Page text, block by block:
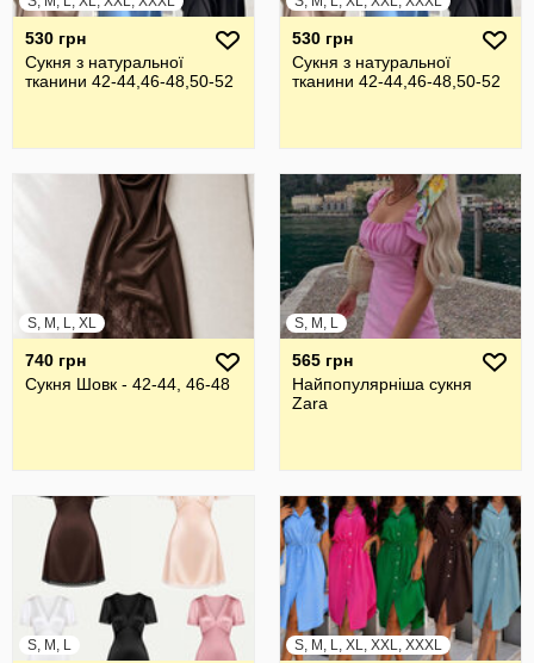
530 грн
Сукня з натуральної
тканини 42-44,46-48,50-52
530 грн
Сукня з натуральної
тканини 42-44,46-48,50-52
S, M, L, XL
740 грн
Сукня Шовк - 42-44, 46-48
S, M, L
565 грн
Найпопулярніша сукня
Zara
S, M, L S, M, L, XL, XXL, XXXL